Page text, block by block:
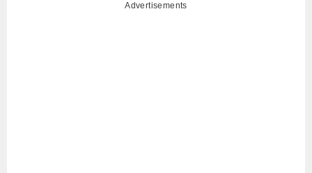
Advertisements